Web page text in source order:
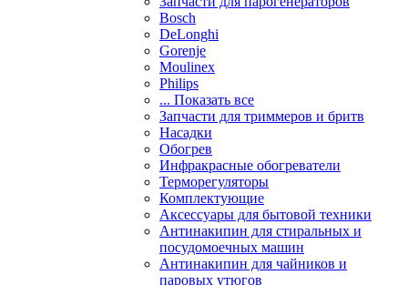
Bosch
DeLonghi
Gorenje
Moulinex
Philips
... Показать все
Запчасти для триммеров и бритв
Насадки
Обогрев
Инфракрасные обогреватели
Терморегуляторы
Комплектующие
Аксессуары для бытовой техники
Антинакипин для стиральных и
посудомоечных машин
Антинакипин для чайников и
паровых утюгов